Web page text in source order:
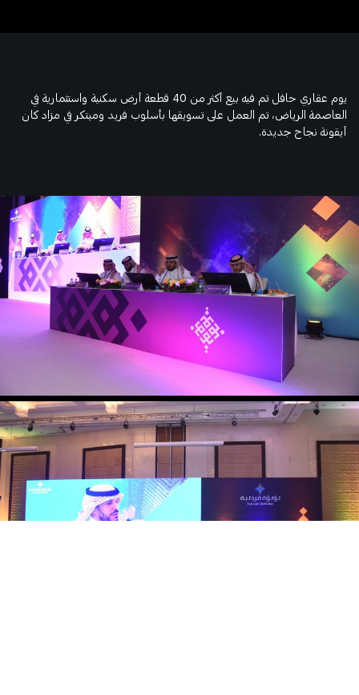
يوم عقاري حافل تم فيه بيع أكثر من 40 قطعة أرض سكنية واستثمارية في
العاصمة الرياض، تم العمل على تسويقها بأسلوب فريد ومبتكر في مزاد كان
أيقونة نجاح جديدة.